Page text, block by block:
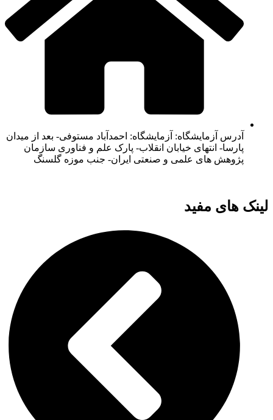
آدرس آزمایشگاه: آزمایشگاه: احمدآباد مستوفی- بعد از میدان
پارسا- انتهای خیابان انقلاب- پارک علم و فناوری سازمان
پژوهش های علمی و صنعتی ایران- جنب موزه گلسنگ
لینک های مفید